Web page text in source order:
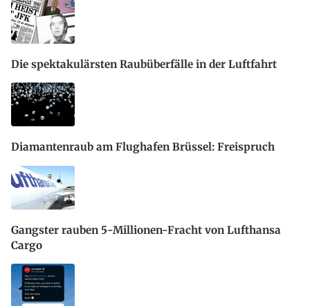
Die spektakulärsten Raubüberfälle in der Luftfahrt
Diamantenraub am Flughafen Brüssel: Freispruch
Gangster rauben 5-Millionen-Fracht von Lufthansa
Cargo